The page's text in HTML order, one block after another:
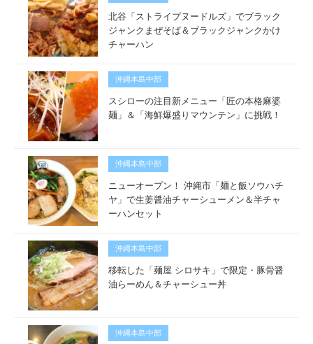
北谷「ストライプヌードルズ」でブラック
ジャンクまぜそば＆ブラックジャンクかけ
チャーハン
沖縄本島中部
スシローの注目新メニュー「匠の本格麻婆
麺」＆「海鮮爆盛りマウンテン」に挑戦！
沖縄本島中部
ニューオープン！ 沖縄市「麺と飯ソウハチ
ヤ」で生姜醤油チャーシューメン＆半チャ
ーハンセット
沖縄本島中部
移転した「麺屋 シロサキ」で限定・豚骨醤
油らーめん＆チャーシュー丼
沖縄本島中部